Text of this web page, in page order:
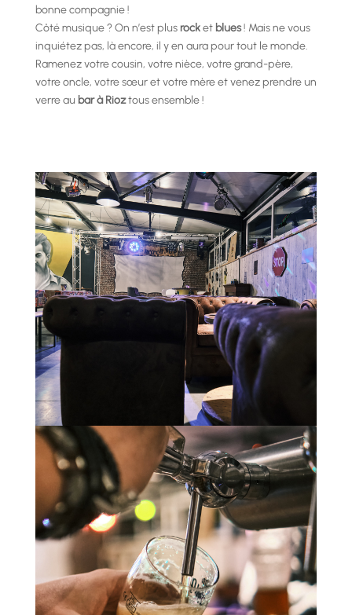
bonne compagnie !
Côté musique ? On n’est plusrocket blues! Mais ne vous
inquiétez pas, là encore, il y en aura pour tout le monde.
Ramenez votre cousin, votre nièce, votre grand-père,
votre oncle, votre sœur et votre mère et venez prendre un
verre au bar à Rioztous ensemble !